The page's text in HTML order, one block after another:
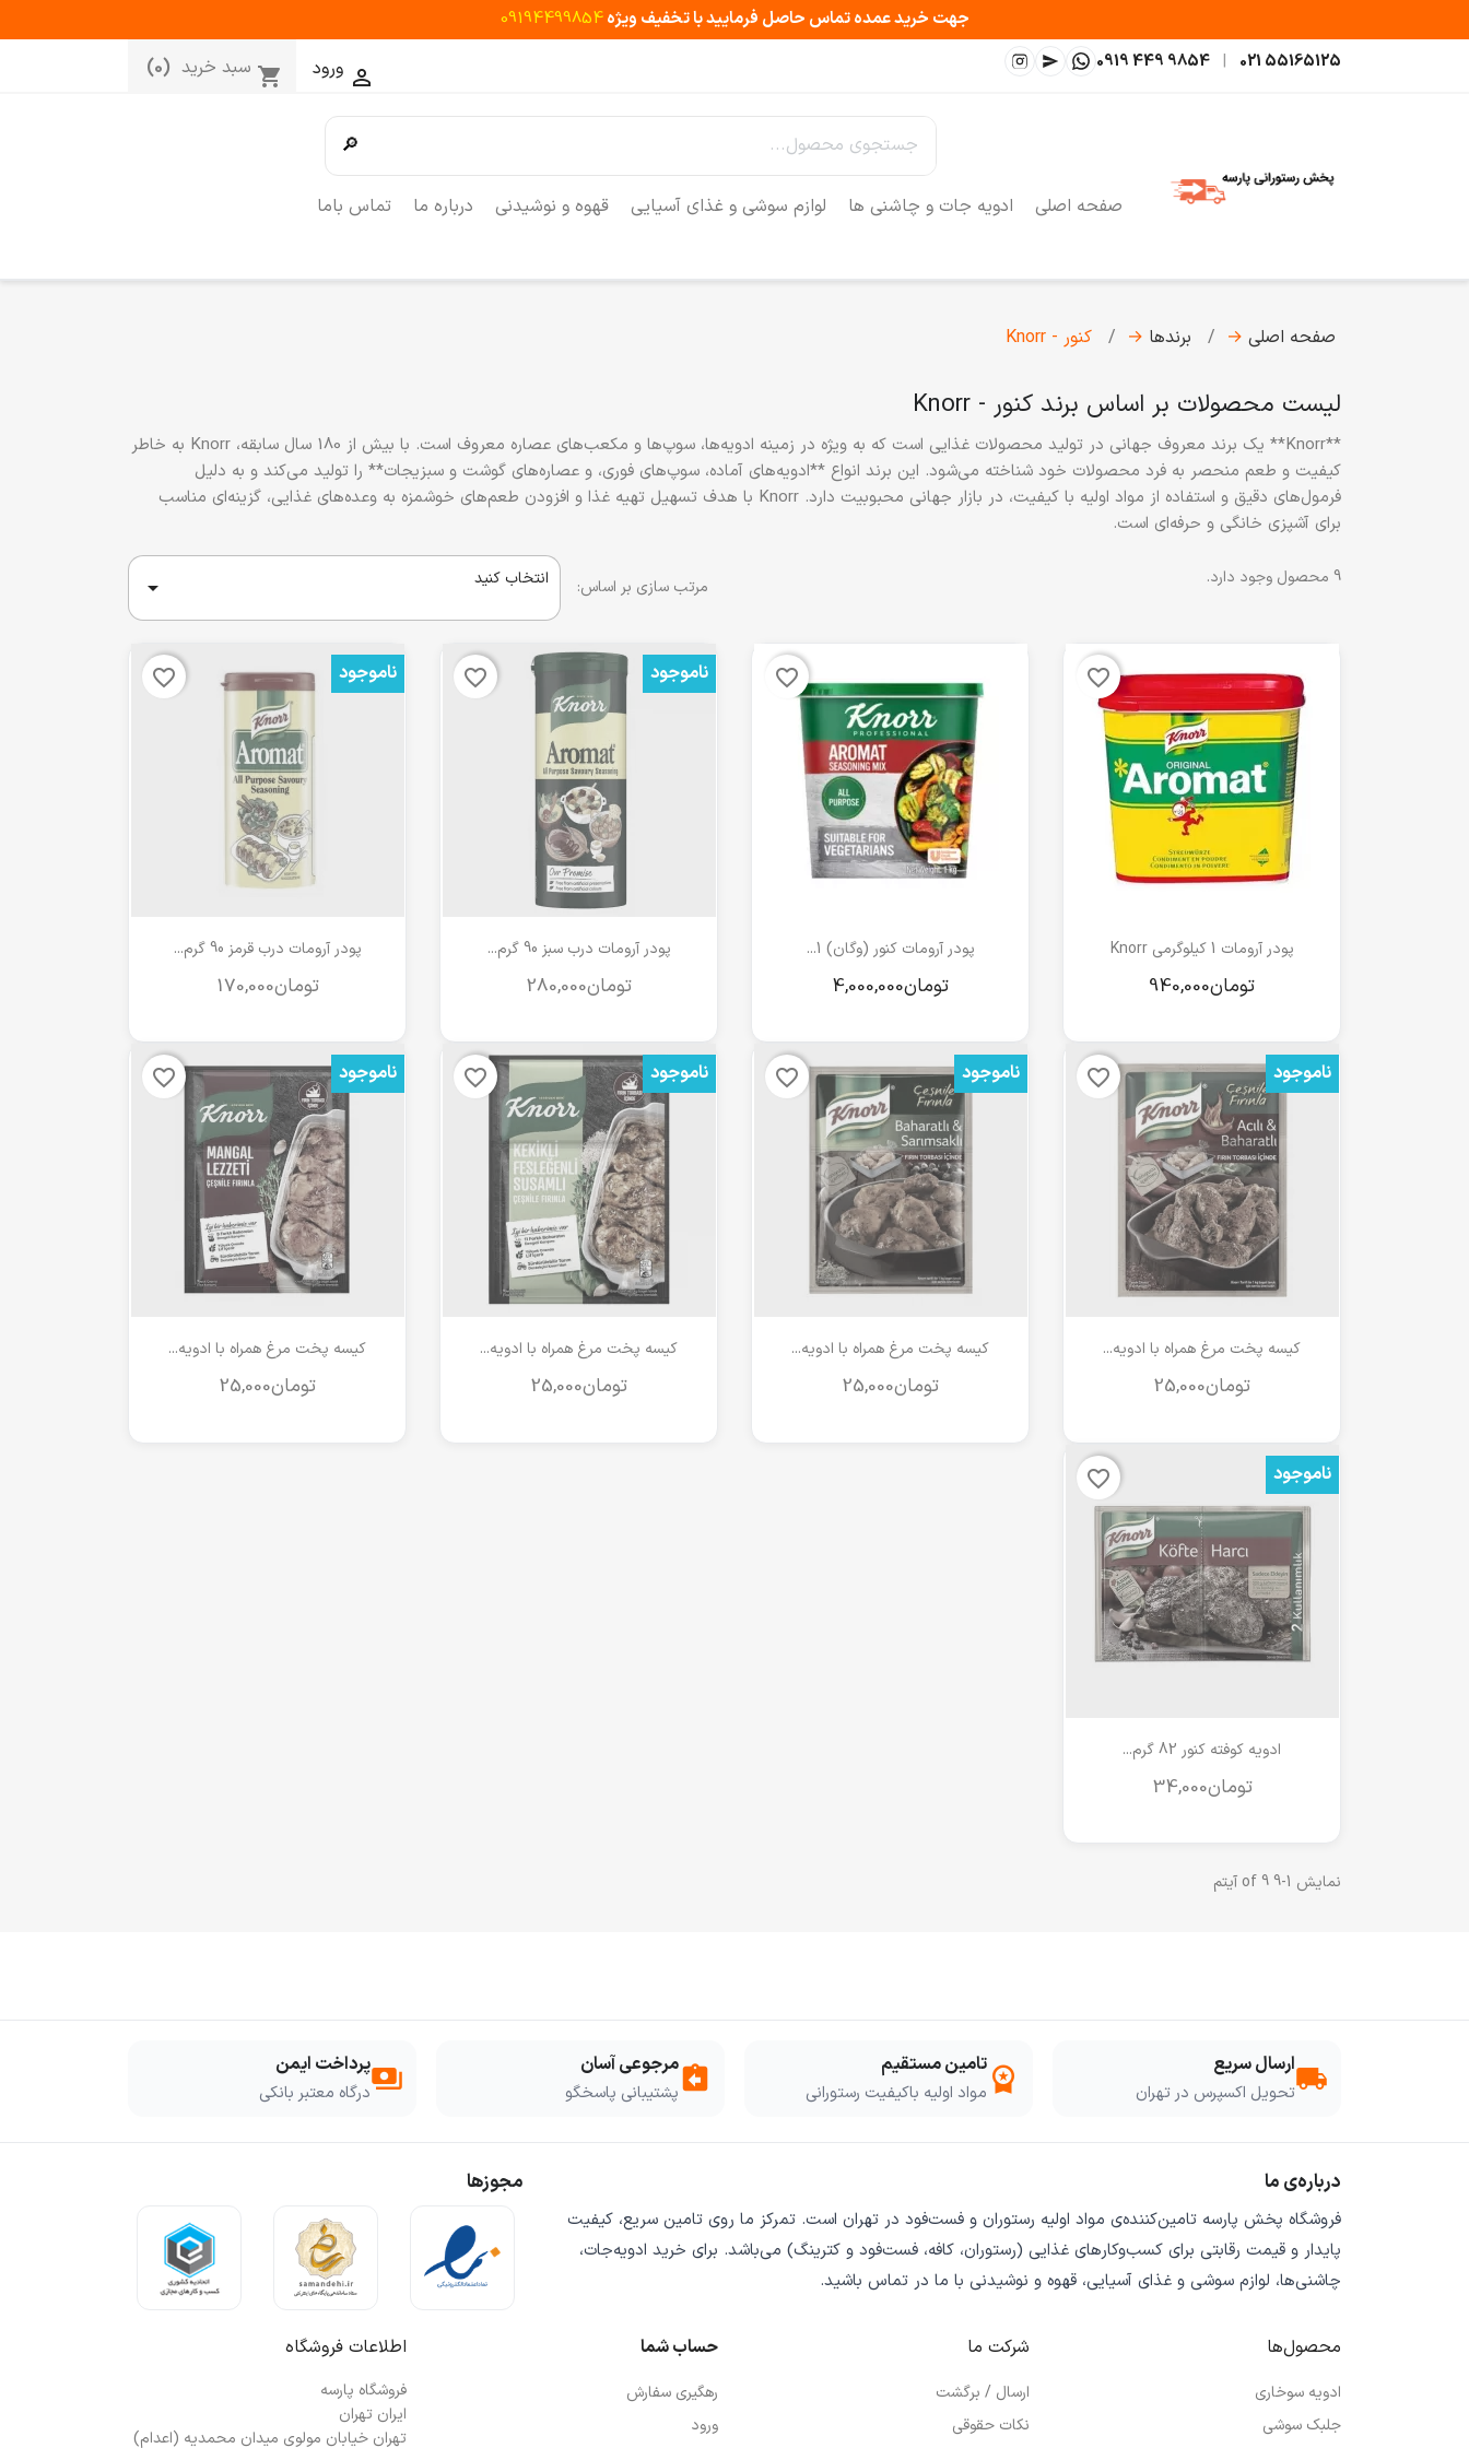
جهت خرید عمده تماس حاصل فرمایید با تخفیف ویژه09194499854
021 55165125
|
0919 449 9854
 ورود shopping_cart سبد خرید (0)
🔎
صفحه اصلی ادویه جات و چاشنی ها لوازم سوشی و غذای آسیایی قهوه و نوشیدنی درباره ما تماس باما
صفحه اصلی → برندها → کنور - Knorr
لیست محصولات بر اساس برند کنور - Knorr
**Knorr** یک برند معروف جهانی در تولید محصولات غذایی است که به ویژه در زمینه ادویه‌ها، سوپ‌ها و مکعب‌های عصاره معروف است. با بیش از 180 سال سابقه، Knorr به خاطر
کیفیت و طعم منحصر به فرد محصولات خود شناخته می‌شود. این برند انواع **ادویه‌های آماده، سوپ‌های فوری، و عصاره‌های گوشت و سبزیجات** را تولید می‌کند و به دلیل
فرمول‌های دقیق و استفاده از مواد اولیه با کیفیت، در بازار جهانی محبوبیت دارد. Knorr با هدف تسهیل تهیه غذا و افزودن طعم‌های خوشمزه به وعده‌های غذایی، گزینه‌ای مناسب
برای آشپزی خانگی و حرفه‌ای است.
9 محصول وجود دارد. مرتب سازی بر اساس: انتخاب کنید 
 مشاهده سریعپودر آرومات 1 کیلوگرمی Knorr
favorite_border
 مشاهده سریع
پودر آرومات کنور (وگان) 1...
favorite_border
 مشاهده سریع
پودر آرومات درب سبز 90 گرم...
ناموجود favorite_border
 مشاهده سریع
پودر آرومات درب قرمز 90 گرم...
‎تومان170,000
ناموجود favorite_border
 مشاهده سریع
کیسه پخت مرغ همراه با ادویه...
ناموجود favorite_border
 مشاهده سریع
کیسه پخت مرغ همراه با ادویه...
ناموجود favorite_border
 مشاهده سریع
کیسه پخت مرغ همراه با ادویه...
ناموجود favorite_border
 مشاهده سریع
کیسه پخت مرغ همراه با ادویه...
ناموجود favorite_border
مشاهده سریع
ادویه کوفته کنور 82 گرم...
‎تومان34,000
ناموجود favorite_border
نمایش 1-9 of 9 آیتم
local_shippingارسال سریع
تحویل اکسپرس در تهران workspace_premium تامین مستقیم
مواد اولیه باکیفیت رستورانی assignment_returnمرجوعی آسان
پشتیبانی پاسخگو paymentsپرداخت ایمن
درگاه معتبر بانکی
درباره‌ی ما
فروشگاه پخش پارسه تامین‌کننده‌ی مواد اولیه رستوران و فست‌فود در تهران است. تمرکز ما روی تامین سریع، کیفیت
پایدار و قیمت رقابتی برای کسب‌وکارهای غذایی (رستوران، کافه، فست‌فود و کترینگ) می‌باشد. برای خرید ادویه‌جات،
چاشنی‌ها، لوازم سوشی و غذای آسیایی، قهوه و نوشیدنی با ما در تماس باشید.
مجوزها
محصول‌ها
ادویه سوخاری
جلبک سوشی
شرکت ما
ارسال / برگشت
نکات حقوقی
حساب شما
رهگیری سفارش
ورود
اطلاعات فروشگاه
فروشگاه پارسه
ایران تهران
تهران خیابان مولوی میدان محمدیه (اعدام)